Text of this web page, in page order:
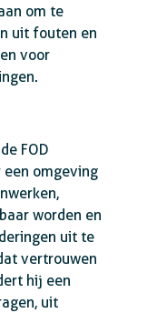
om te
uit fouten en
voor
FOD
een omgeving
worden en
uit te
vertrouwen
hij een
uit